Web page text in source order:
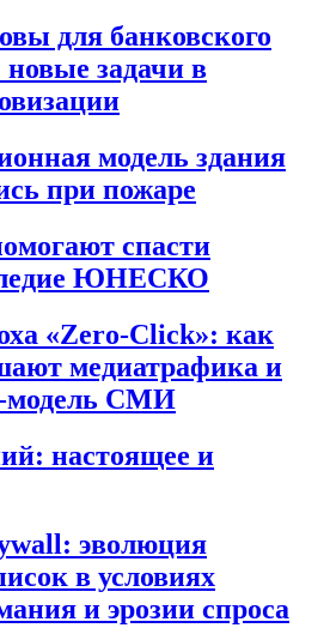
для банковского
задачи в
модель здания
при пожаре
спасти
ЮНЕСКО
«Zero-Click»: как
медиатрафика и
модель СМИ
настоящее и
эволюция
в условиях
и эрозии спроса